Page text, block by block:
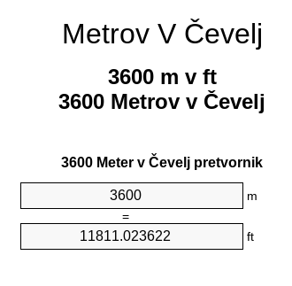
Metrov V Čevelj
3600 m v ft
3600 Metrov v Čevelj
3600 Meter v Čevelj pretvornik
m
=
ft